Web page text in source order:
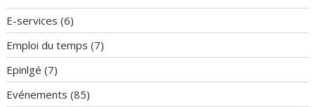
E-services (6)
Emploi du temps (7)
Epinlgé (7)
Evénements (85)